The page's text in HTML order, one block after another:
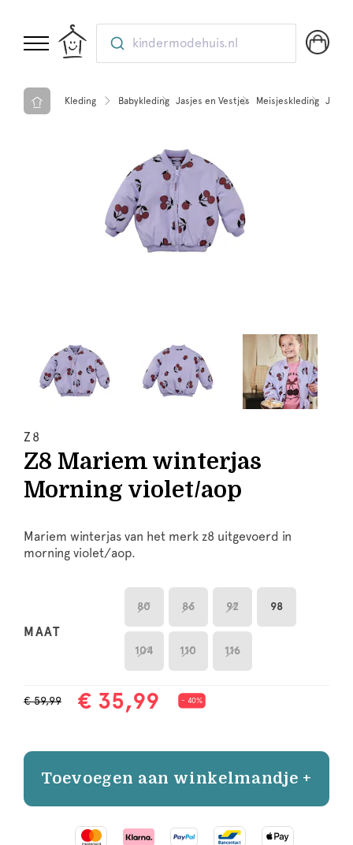
kindermodehuis.nl
Kleding Babykleding Jasjes en Vestjes Meisjeskleding
Z8
Z8 Mariem winterjas
Morning violet/aop
Mariem winterjas van het merk z8 uitgevoerd in
morning violet/aop.
MAAT
80 86 92 98
104 110 116
€ 59,99 € 35,99 - 40%
Toevoegen aan winkelmandje +